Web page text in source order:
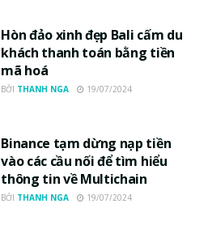
Hòn đảo xinh đẹp Bali cấm du
khách thanh toán bằng tiền
mã hoá
BỞI THANH NGA 19/07/2024
Binance tạm dừng nạp tiền
vào các cầu nối để tìm hiểu
thông tin về Multichain
BỞI THANH NGA 19/07/2024